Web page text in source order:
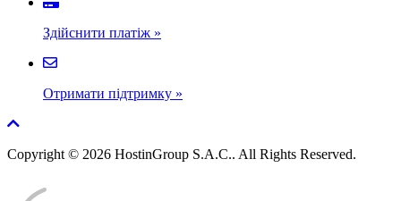
Здійснити платіж »
Отримати підтримку »
Copyright © 2026 HostinGroup S.A.C.. All Rights Reserved.